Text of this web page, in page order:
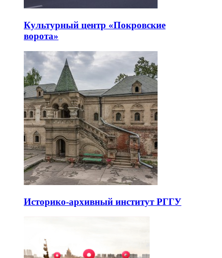
Культурный центр «Покровские
ворота»
Историко-архивный институт РГГУ